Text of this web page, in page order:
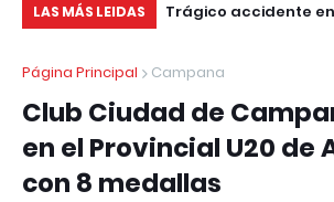
LAS MÁS LEIDAS
esta plataforma te
Trágico accidente
patrullero
Página Principal Campana
Club Ciudad de
en el Provincial U20 de
con 8 medallas